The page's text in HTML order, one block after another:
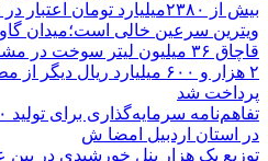
بیش از ۲۳۸۰میلیارد تومان اعتبار در ۸ ماه گذشته
ویترین سرعین خالی است؛میدان
قاچاق ۳۶ میلیون لیتر سوخت در مشگین‌شهر متوقف شد
۲ هزار و ۶۰۰‌ میلیارد ریال
پرداخت شد
در استان اردبیل امضا ش
توزیع یک هزار پنل خورشیدی در بین